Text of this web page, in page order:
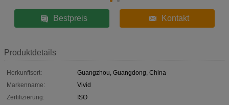
Bestpreis Kontakt
Produktdetails
Herkunftsort:
Guangzhou, Guangdong, China
Markenname:
Vivid
Zertifizierung:
ISO